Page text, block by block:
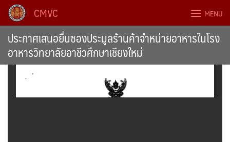
Skip
content
CMVC MENU
ประกาศเสนอยื่นซองประมูลร้านค้าจำหน่ายอาหารในโรง
อาหารวิทยาลัยอาชีวศึกษาเชียงใหม่